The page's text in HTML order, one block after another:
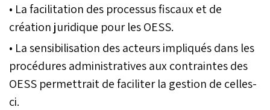
• La facilitation des processus fiscaux et de
création juridique pour les OESS.
• La sensibilisation des acteurs impliqués dans les
procédures administratives aux contraintes des
OESS permettrait de faciliter la gestion de celles-
ci.